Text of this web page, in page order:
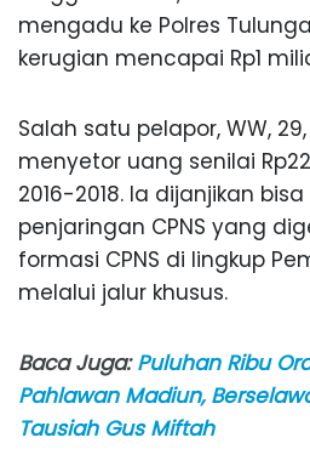
mengadu ke Polres
kerugian mencapai Rp1
Salah satu pelapor, WW,
menyetor uang senilai
2016-2018. Ia dijanjikan
penjaringan CPNS yang
formasi CPNS di lingkup
melalui jalur khusus.
Baca Juga:Puluhan Ribu
Pahlawan Madiun,
Tausiah Gus Miftah